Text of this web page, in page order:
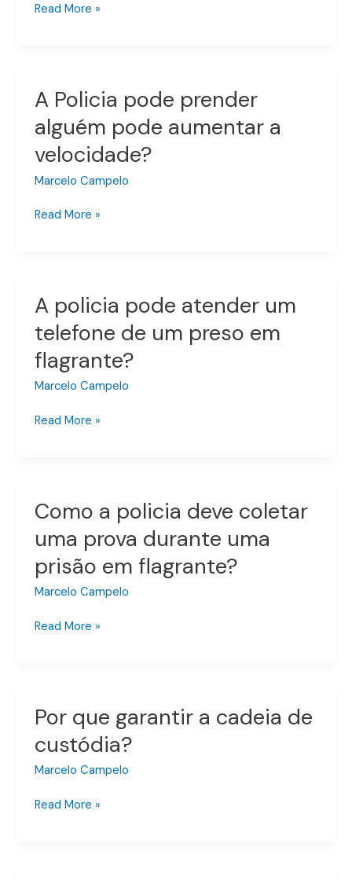
Read More »
A Policia pode prender
alguém pode aumentar a
velocidade?
Marcelo Campelo
A
pode
prender
pode
aumentar
Read More »
A policia pode atender um
telefone de um preso em
flagrante?
Marcelo Campelo
A
policia
pode
atender
telefone
de
Read More »
Como a policia deve coletar
uma prova durante uma
prisão em flagrante?
Marcelo Campelo
Como
policia
deve
coletar
uma
prova
flagrante?
Read More »
Por que garantir a cadeia de
custódia?
Marcelo Campelo
Por
garantir
a
de
Read More »